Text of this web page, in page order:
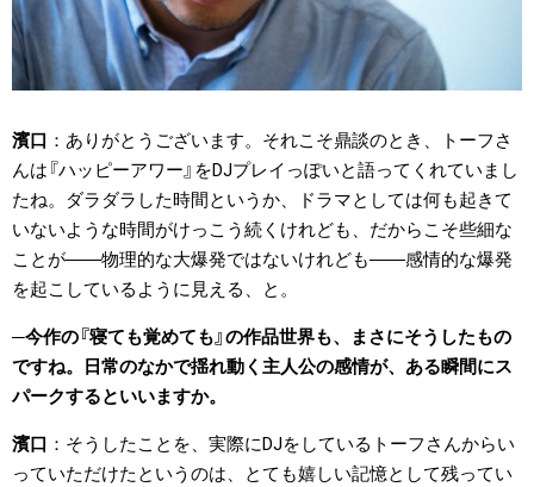
濱口
ありがとうございます。それこそ鼎談のとき、トーフさ
んは『ハッピーアワー』をDJプレイっぽいと語ってくれていまし
たね。ダラダラした時間というか、ドラマとしては何も起きて
いないような時間がけっこう続くけれども、だからこそ些細な
ことが――物理的な大爆発ではないけれども――感情的な爆発
を起こしているように見える、と。
今作の『寝ても覚めても』の作品世界も、まさにそうしたもの
ですね。日常のなかで揺れ動く主人公の感情が、ある瞬間にス
パークするといいますか。
濱口
そうしたことを、実際にDJをしているトーフさんからい
っていただけたというのは、とても嬉しい記憶として残ってい